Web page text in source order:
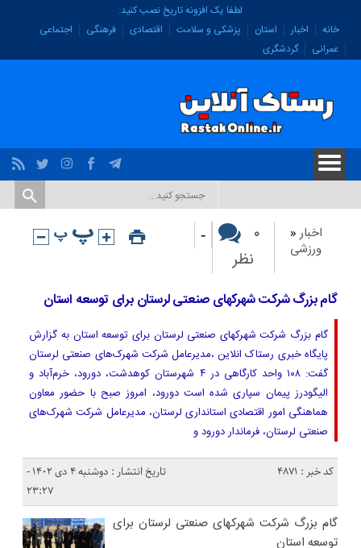
لطفا یک افزونه تاریخ نصب کنید.
خانه
اخبار استان پزشکی و سلامت اقتصادی فرهنگی
اجتماعی
عمرانی
گردشگری
اخبار«
ورزشی
۰
نظر
-
گام بزرگ شرکت شهرکهای صنعتی لرستان برای توسعه استان
گام بزرگ شرکت شهرکهای صنعتی لرستان برای توسعه استان به گزارش
پایگاه خبری رستاک انلاین ،مدیرعامل شرکت شهرک‌های صنعتی لرستان
گفت: ۱۰۸ واحد کارگاهی در ۴ شهرستان کوهدشت، دورود، خرم‌‌آباد و
الیگودرز پیمان سپاری شده است دورود، امروز صبح با حضور معاون
هماهنگی امور اقتصادی استانداری لرستان، مدیرعامل شرکت شهرک‌های
صنعتی لرستان، فرماندار دورود و
کد خبر : 4871
تاریخ انتشار : دوشنبه ۴ دی ۱۴۰۲ -
۲۳:۲۷
گام بزرگ شرکت شهرکهای صنعتی لرستان برای
توسعه استان